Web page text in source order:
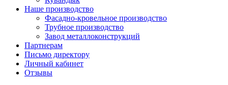
Наше производство
Фасадно-кровельное производство
Трубное производство
Завод металлоконструкций
Партнерам
Письмо директору
Личный кабинет
Отзывы